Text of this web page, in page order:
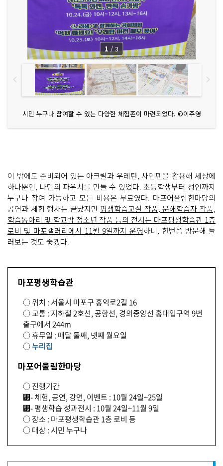
시민 누구나 참여할 수 있는 다양한 체험존이 마련되었다. ©이주영
1 / 3
이 밖에도 준비되어 있는 아크릴과 우레탄, 사인펜을 활용해 세상에
하나뿐인, 나만의 파우치를 만들 수 있었다. 초등학생부터 성인까지
누구나 참여 가능하고 모든 비용은 무료였다. 마포어울림한마당의
공연과 체험 행사는 끝났지만 평생학습교실 작품, 문해학습자 작품,
학습동아리 및 학교밖 청소년 작품 등의 전시는 마포평생학습관 1층
로비 및 마포갤러리에서 11월 9일까지 운영하니, 한번쯤 방문해 둘
러보는 것도 좋겠다.
마포평생학습관
○ 위치 : 서울시 마포구 홍익로2길 16
○ 교통 : 지하철 2호선, 공항선, 경의중앙선 홍대입구역 9번
출구에서 244m
○ 휴무일 : 매달 둘째, 넷째 월요일
○누리집
마포어울림한마당
○ 진행기간
⁲- 체험, 공연, 강연, 이벤트 : 10월 24일~25일
⁲- 평생학습 성과전시 : 10월 24일~11월 9일
○ 장소 : 마포평생학습관 1층 로비 등
○ 대상 : 시민 누구나